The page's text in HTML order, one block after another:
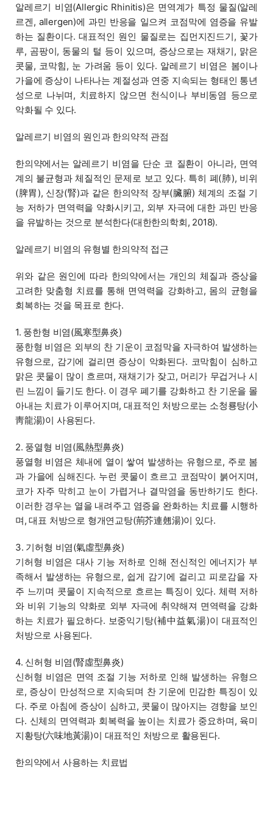
알레르기 비염(Allergic Rhinitis)은 면역계가 특정 물질(알레
르겐, allergen)에 과민 반응을 일으켜 코점막에 염증을 유발
하는 질환이다. 대표적인 원인 물질로는 집먼지진드기, 꽃가
루, 곰팡이, 동물의 털 등이 있으며, 증상으로는 재채기, 맑은
콧물, 코막힘, 눈 가려움 등이 있다. 알레르기 비염은 봄이나
가을에 증상이 나타나는 계절성과 연중 지속되는 형태인 통년
성으로 나뉘며, 치료하지 않으면 천식이나 부비동염 등으로
악화될 수 있다.
알레르기 비염의 원인과 한의약적 관점
한의약에서는 알레르기 비염을 단순 코 질환이 아니라, 면역
계의 불균형과 체질적인 문제로 보고 있다. 특히 폐(肺), 비위
(脾胃), 신장(腎)과 같은 한의약적 장부(臟腑) 체계의 조절 기
능 저하가 면역력을 약화시키고, 외부 자극에 대한 과민 반응
을 유발하는 것으로 분석한다(대한한의학회, 2018).
알레르기 비염의 유형별 한의약적 접근
위와 같은 원인에 따라 한의약에서는 개인의 체질과 증상을
고려한 맞춤형 치료를 통해 면역력을 강화하고, 몸의 균형을
회복하는 것을 목표로 한다.
1. 풍한형 비염(風寒型鼻炎)
풍한형 비염은 외부의 찬 기운이 코점막을 자극하여 발생하는
유형으로, 감기에 걸리면 증상이 악화된다. 코막힘이 심하고
맑은 콧물이 많이 흐르며, 재채기가 잦고, 머리가 무겁거나 시
린 느낌이 들기도 한다. 이 경우 폐기를 강화하고 찬 기운을 몰
아내는 치료가 이루어지며, 대표적인 처방으로는 소청룡탕(小
靑龍湯)이 사용된다.
2. 풍열형 비염(風熱型鼻炎)
풍열형 비염은 체내에 열이 쌓여 발생하는 유형으로, 주로 봄
과 가을에 심해진다. 누런 콧물이 흐르고 코점막이 붉어지며,
코가 자주 막히고 눈이 가렵거나 결막염을 동반하기도 한다.
이러한 경우는 열을 내려주고 염증을 완화하는 치료를 시행하
며, 대표 처방으로 형개연교탕(荊芥連翹湯)이 있다.
3. 기허형 비염(氣虛型鼻炎)
기허형 비염은 대사 기능 저하로 인해 전신적인 에너지가 부
족해서 발생하는 유형으로, 쉽게 감기에 걸리고 피로감을 자
주 느끼며 콧물이 지속적으로 흐르는 특징이 있다. 체력 저하
와 비위 기능의 약화로 외부 자극에 취약해져 면역력을 강화
하는 치료가 필요하다. 보중익기탕(補中益氣湯)이 대표적인
처방으로 사용된다.
4. 신허형 비염(腎虛型鼻炎)
신허형 비염은 면역 조절 기능 저하로 인해 발생하는 유형으
로, 증상이 만성적으로 지속되며 찬 기운에 민감한 특징이 있
다. 주로 아침에 증상이 심하고, 콧물이 많아지는 경향을 보인
다. 신체의 면역력과 회복력을 높이는 치료가 중요하며, 육미
지황탕(六味地黃湯)이 대표적인 처방으로 활용된다.
한의약에서 사용하는 치료법